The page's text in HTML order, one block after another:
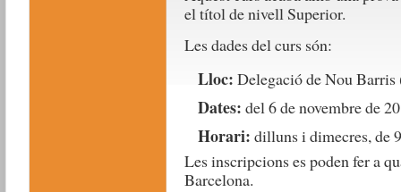
el títol de nivell Superior.
Les dades del curs són:
Lloc: Delegació de Nou
Dates: del 6 de novembre de
Horari: dilluns i dimecres, de
Les inscripcions es poden fer a
Barcelona.